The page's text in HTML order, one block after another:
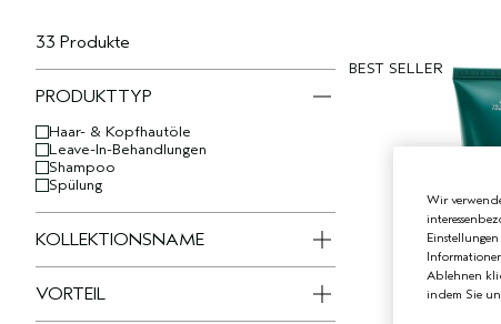
33 Produkte
PRODUKTTYP
Haar- & Kopfhautöle
Leave-In-Behandlungen
Shampoo
Spülung
KOLLEKTIONSNAME
VORTEIL
BEST SELLER
Wir
Ablehnen
indem Sie